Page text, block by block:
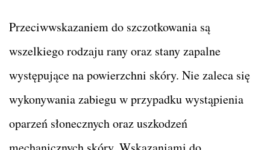
Przeciwwskazaniem do szczotkowania są
wszelkiego rodzaju rany oraz stany zapalne
występujące na powierzchni skóry. Nie zaleca się
wykonywania zabiegu w przypadku wystąpienia
oparzeń słonecznych oraz uszkodzeń